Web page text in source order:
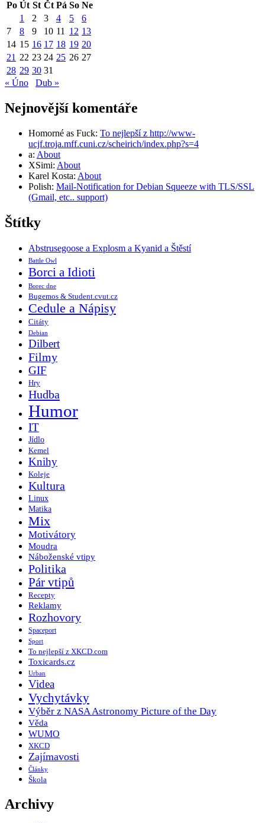
Po Út St Čt Pá So Ne
1
2 3 4 5
6
7
8 9 10 11 12 13
14 15 16 17 18 19 20
21 22 23 24 25 26 27
28 29 30 31
« Úno
Dub »
Nejnovější komentáře
Homorné as Fuck: To nejlepší z http://www-
ucjf.troja.mff.cuni.cz/scheirich/index.php?s=4
a: About
XSimi: About
Karel Kosta: About
Polish: Mail-Notification for Debian Squeeze with TLS/SSL
(Gmail, etc.. support)
Štítky
Abstrusegoose a Explosm a Kyanid a Štěstí
Battle Owl
Borci a Idioti
Borec dne
Bugemos & Student.cvut.cz
Cedule a Nápisy
Citáty
Debian
Dilbert
Filmy
GIF
Hry
Hudba
Humor
IT
Jídlo
Kemel
Knihy
Koleje
Kultura
Linux
Matika
Mix
Motivátory
Moudra
Náboženské vtipy
Politika
Pár vtipů
Recepty
Reklamy
Rozhovory
Spaceport
Sport
To nejlepší z XKCD.com
Toxicards.cz
Urban
Videa
Vychytávky
Výběr z NASA Astronomy Picture of the Day
Věda
WUMO
XKCD
Zajímavosti
Články
Škola
Archivy